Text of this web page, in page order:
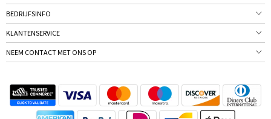
BEDRIJFSINFO
KLANTENSERVICE
NEEM CONTACT MET ONS OP